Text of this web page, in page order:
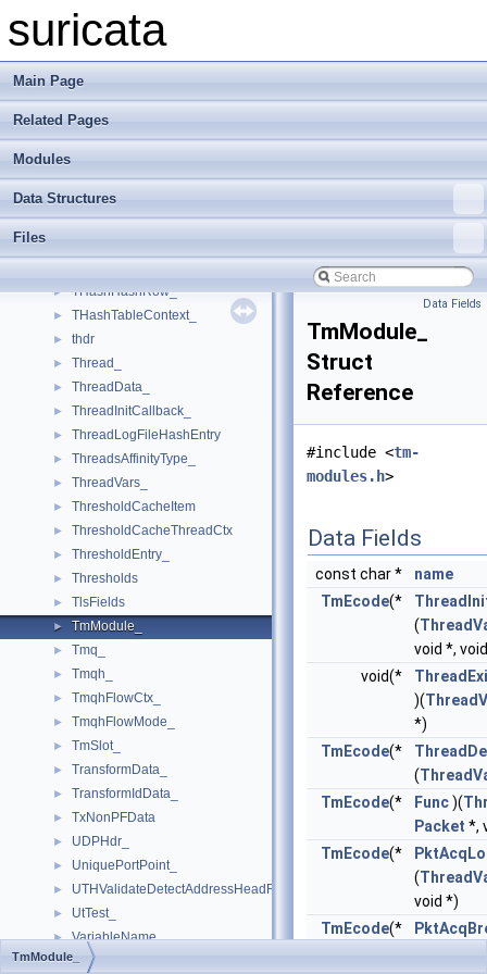
suricata
Main Page
Related Pages
Modules
Data Structures
Files
► TcpStreamCnf_
► TemplateHdr_
► TenantLoaderCtx_
► TestData_
► THashData_
► THashDataConfig_
► THashHashRow_
► THashTableContext_
► thdr
► Thread_
► ThreadData_
► ThreadInitCallback_
► ThreadLogFileHashEntry
► ThreadsAffinityType_
► ThreadVars_
► ThresholdCacheItem
► ThresholdCacheThreadCtx
► ThresholdEntry_
► Thresholds
► TlsFields
► TmModule_
► Tmq_
► Tmqh_
► TmqhFlowCtx_
► TmqhFlowMode_
► TmSlot_
► TransformData_
► TransformIdData_
► TxNonPFData
► UDPHdr_
► UniquePortPoint_
► UTHValidateDetectAddressHeadRange_
► UtTest_
► VariableName_
► VarNameStore_
Data Fields
TmModule_
Struct
Reference
#include <tm-
modules.h>
Data Fields
const char *
name
TmEcode(*
(
void *,
void(*
)(
*)
TmEcode(*
(
TmEcode(* Func)(
Packet *,
TmEcode(*
(
void *)
TmEcode(*
(
TmModule_